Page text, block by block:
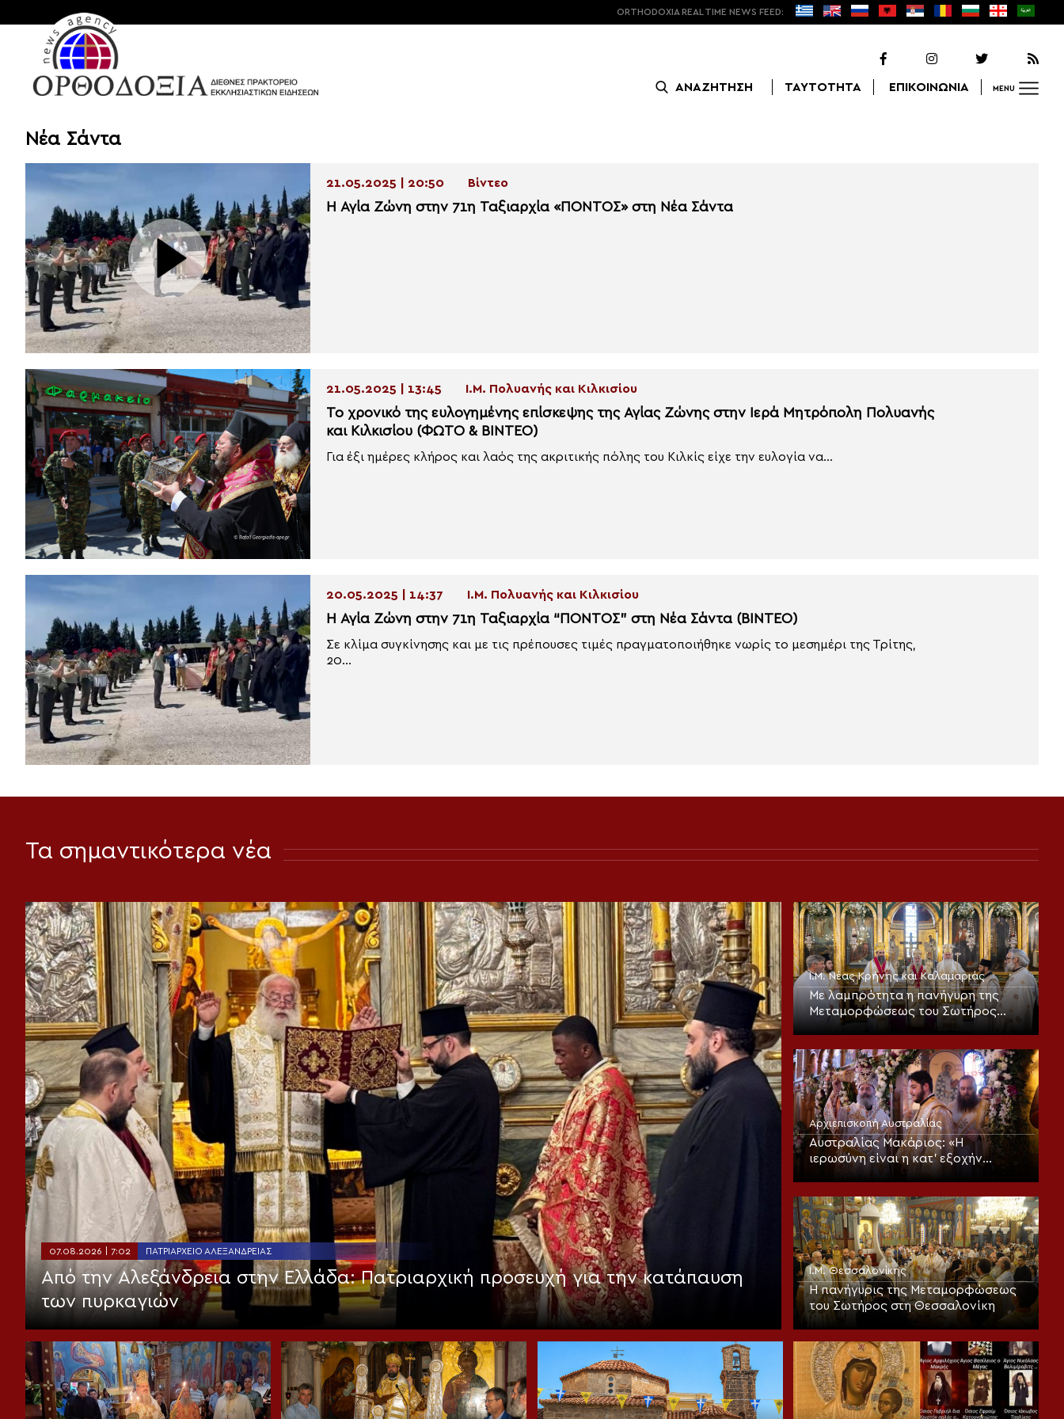
ORTHODOXIA REAL TIME NEWS FEED:
ΑΝΑΖΗΤΗΣΗ ΤΑΥΤΟΤΗΤΑ ΕΠΙΚΟΙΝΩΝΙΑ MENU
Νέα Σάντα
21.05.2025 | 20:50 Βίντεο
Η Αγία Ζώνη στην 71η Ταξιαρχία «ΠΟΝΤΟΣ» στη Νέα Σάντα
21.05.2025 | 13:45 Ι.Μ. Πολυανής και Κιλκισίου
Το χρονικό της ευλογημένης επίσκεψης της Αγίας Ζώνης στην Ιερά Μητρόπολη Πολυανής
και Κιλκισίου (ΦΩΤΟ & ΒΙΝΤΕΟ)
Για έξι ημέρες κλήρος και λαός της ακριτικής πόλης του Κιλκίς είχε την ευλογία να...
20.05.2025 | 14:37 Ι.Μ. Πολυανής και Κιλκισίου
Η Αγία Ζώνη στην 71η Ταξιαρχία “ΠΟΝΤΟΣ” στη Νέα Σάντα (ΒΙΝΤΕΟ)
Σε κλίμα συγκίνησης και με τις πρέπουσες τιμές πραγματοποιήθηκε νωρίς το μεσημέρι της Τρίτης,
20...
Τα σημαντικότερα νέα
07.08.2026 | 7:02 ΠΑΤΡΙΑΡΧΕΊΟ ΑΛΕΞΑΝΔΡΕΊΑΣ
Από την Αλεξάνδρεια στην Ελλάδα: Πατριαρχική προσευχή για την κατάπαυση
των πυρκαγιών
Ι.Μ. Νέας Κρήνης και Καλαμαριάς
Με λαμπρότητα η πανήγυρη της
Μεταμορφώσεως του Σωτήρος
στην Καλαμαριά (ΦΩΤΟ)
Αρχιεπισκοπή Αυστραλίας
Αυστραλίας Μακάριος: «Η
ιερωσύνη είναι η κατ’ εξοχήν
μεταμορφωτική δύναμη μέσα σε
πνευματικά»
Ι.Μ. Θεσσαλονίκης
Η πανήγυρις της Μεταμορφώσεως
του Σωτήρος στη Θεσσαλονίκη